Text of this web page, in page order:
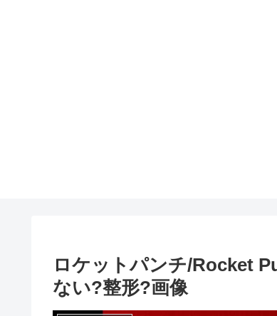
ロケットパンチ/Rocket
ない?整形?画像